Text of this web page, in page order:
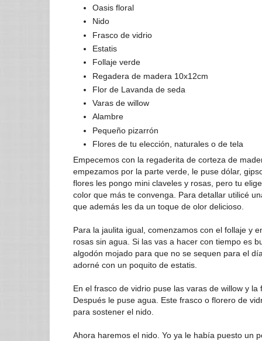
Oasis floral
Nido
Frasco de vidrio
Estatis
Follaje verde
Regadera de madera 10x12cm
Flor de Lavanda de seda
Varas de willow
Alambre
Pequeño pizarrón
Flores de tu elección, naturales o de tela
Empecemos con la regaderita de corteza de
empezamos por la parte verde, le puse dólar,
flores les pongo mini claveles y rosas, pero tu
color que más te convenga. Para detallar utilicé
que además les da un toque de olor delicioso.
Para la jaulita igual, comenzamos con el follaje y
rosas sin agua. Si las vas a hacer con tiempo es
algodón mojado para que no se sequen para el
adorné con un poquito de estatis.
En el frasco de vidrio puse las varas de willow y
Después le puse agua. Este frasco o florero de
para sostener el nido.
Ahora haremos el nido. Yo ya le había puesto un